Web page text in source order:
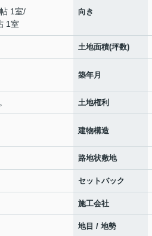
1室/
1室
向き
土地面積(坪数)
築年月
土地権利
建物構造
路地状敷地
セットバック
施工会社
地目 / 地勢